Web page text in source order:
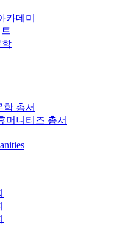
카데미
학
학 총서
머니티즈 총서